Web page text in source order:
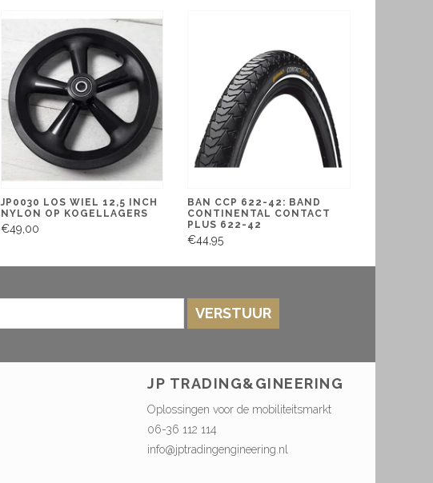
JP0030 LOS WIEL 12,5 INCH
NYLON OP KOGELLAGERS
€49,00
BAN CCP 622-42: BAND
CONTINENTAL CONTACT
PLUS 622-42
€44,95
VERSTUUR
JP TRADING&GINEERING
Oplossingen voor de mobiliteitsmarkt
06-36 112 114
info@jptradingengineering.nl